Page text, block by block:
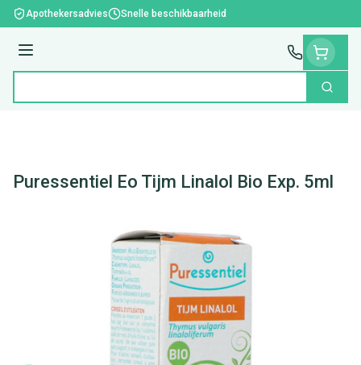
Ga naar de inhoud
Apothekersadvies Snelle beschikbaarheid
Menu
Zoek
Puressentiel Eo Tijm Linalol Bio Exp. 5ml